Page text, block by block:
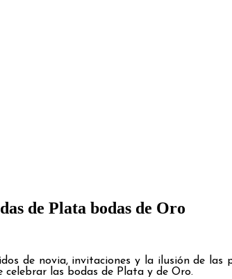
de Plata bodas de Oro
de novia, invitaciones y la ilusión de
celebrar las bodas de Plata y de Oro.